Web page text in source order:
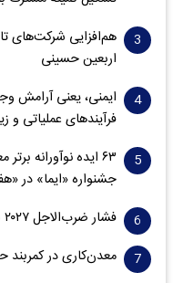
هم‌افزایی شرکت‌های
اربعین حسینی
ایمنی، یعنی آرامش
فرآیندهای عملیاتی
۶۳ ایده نوآورانه
جشنواره «ایما» در
فشار ضرب‌الاجل ۲۰۲۷ بر زنجیره معدنی آمریکا
معدن‌کاری در کمربند